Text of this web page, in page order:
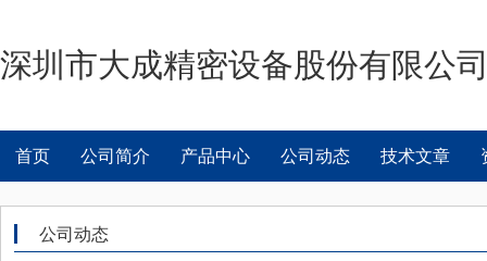
深圳市大成精密设备股份有限公
首页 公司简介 产品中心 公司动态 技术文章
公司动态